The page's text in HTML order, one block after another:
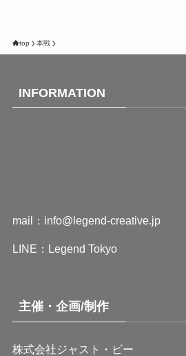
top 本戦
INFORMATION
mail： info@legend-creative.jp
LINE： Legend Tokyo
主催・企画/制作
株式会社ジャスト・ビー